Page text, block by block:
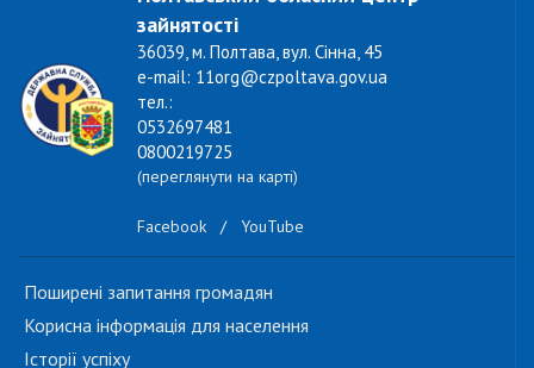
зайнятості
36039, м. Полтава, вул. Сінна, 45
e-mail: 11org@czpoltava.gov.ua
тел.:
0532697481
0800219725
(переглянути на карті)
Facebook / YouTube
Поширені запитання громадян
Корисна інформація для населення
Історії успіху